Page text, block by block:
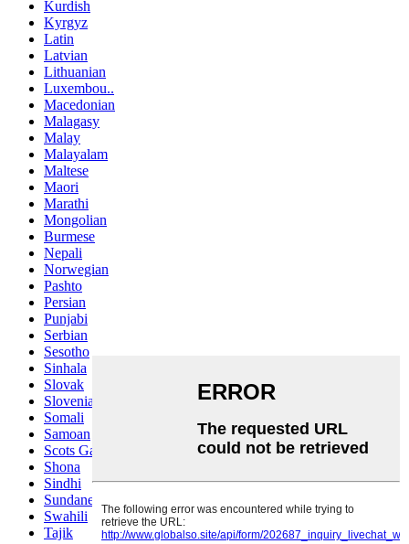
Kurdish
Kyrgyz
Latin
Latvian
Lithuanian
Luxembou..
Macedonian
Malagasy
Malay
Malayalam
Maltese
Maori
Marathi
Mongolian
Burmese
Nepali
Norwegian
Pashto
Persian
Punjabi
Serbian
Sesotho
Sinhala
Slovak
Slovenian
Somali
Samoan
Scots Gaelic
Shona
Sindhi
Sundanese
Swahili
Tajik